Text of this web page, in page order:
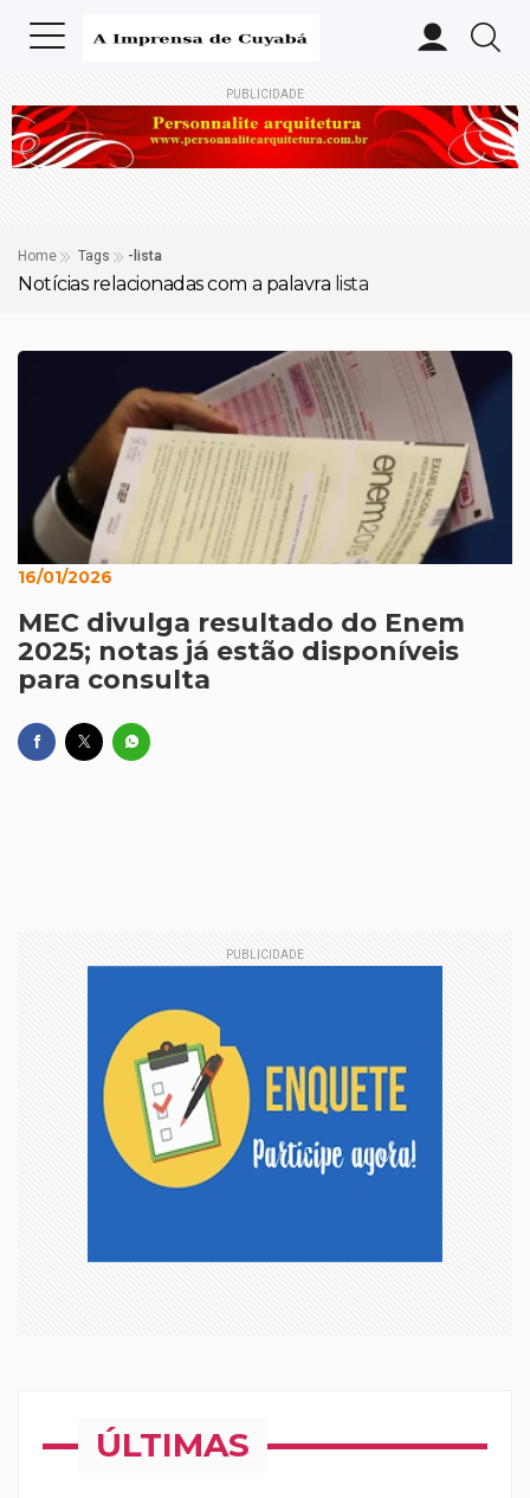
PUBLICIDADE
Home Tags -lista
Notícias relacionadas com a palavra lista
16/01/2026
MEC divulga resultado do Enem
2025; notas já estão disponíveis
para consulta
PUBLICIDADE
ÚLTIMAS